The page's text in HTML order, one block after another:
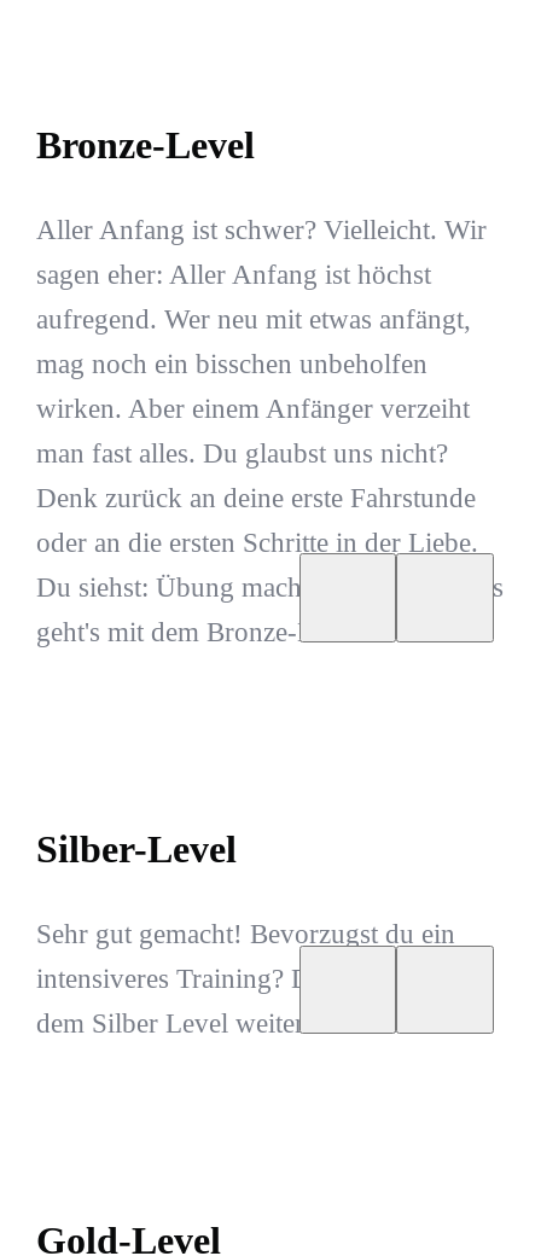
Bronze-Level
Aller Anfang ist schwer? Vielleicht. Wir
sagen eher: Aller Anfang ist höchst
aufregend. Wer neu mit etwas anfängt,
mag noch ein bisschen unbeholfen
wirken. Aber einem Anfänger verzeiht
man fast alles. Du glaubst uns nicht?
Denk zurück an deine erste Fahrstunde
oder an die ersten Schritte in der Liebe.
Du siehst: Übung macht den Meister. Los
geht's mit dem Bronze-Level.
Silber-Level
Sehr gut gemacht! Bevorzugst du ein
intensiveres Training? Dann gleich mit
dem Silber Level weitermachen.
Gold-Level